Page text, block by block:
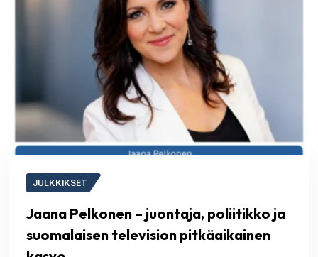
JULKKIKSET
Jaana Pelkonen – juontaja, poliitikko ja
suomalaisen television pitkäaikainen